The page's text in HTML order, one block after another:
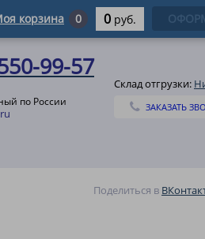
99-57
по России
Склад отгрузки:
ЗАКАЗАТЬ
Поделиться в
корзина 0 0 руб.